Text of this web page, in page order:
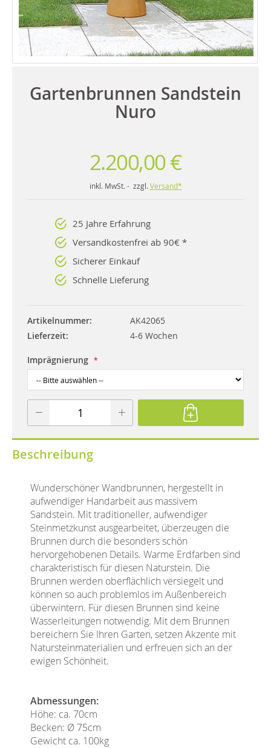
Gartenbrunnen Sandstein
Nuro
2.200,00 €
inkl. MwSt. - zzgl. Versand*
25 Jahre Erfahrung
Versandkostenfrei ab 90€ *
Sicherer Einkauf
Schnelle Lieferung
Artikelnummer
AK42065
Lieferzeit
4-6 Wochen
Imprägnierung
Beschreibung
Wunderschöner Wandbrunnen, hergestellt in
aufwendiger Handarbeit aus massivem
Sandstein. Mit traditioneller, aufwendiger
Steinmetzkunst ausgearbeitet, überzeugen die
Brunnen durch die besonders schön
hervorgehobenen Details. Warme Erdfarben sind
charakteristisch für diesen Naturstein. Die
Brunnen werden oberflächlich versiegelt und
können so auch problemlos im Außenbereich
überwintern. Für diesen Brunnen sind keine
Wasserleitungen notwendig. Mit dem Brunnen
bereichern Sie Ihren Garten, setzen Akzente mit
Natursteinmaterialien und erfreuen sich an der
ewigen Schönheit.
Abmessungen:
Höhe: ca. 70cm
Becken: Ø 75cm
Gewicht ca. 100kg